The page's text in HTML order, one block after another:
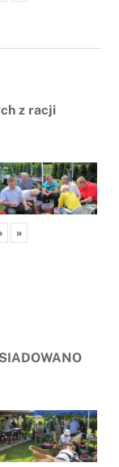
z racji
› »